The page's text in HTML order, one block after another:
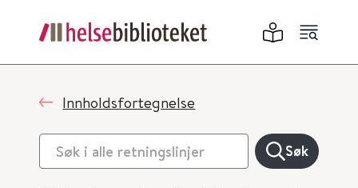
Innholdsfortegnelse
Søk